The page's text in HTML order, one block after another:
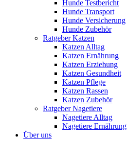
Hunde Testbericht
Hunde Transport
Hunde Versicherung
Hunde Zubehör
Ratgeber Katzen
Katzen Alltag
Katzen Ernährung
Katzen Erziehung
Katzen Gesundheit
Katzen Pflege
Katzen Rassen
Katzen Zubehör
Ratgeber Nagetiere
Nagetiere Alltag
Nagetiere Ernährung
Über uns